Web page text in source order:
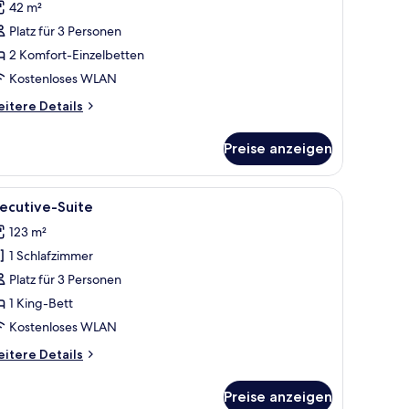
42 m²
Platz für 3 Personen
2 Komfort-Einzelbetten
Kostenloses WLAN
Details
Preise anzeigen
aus Holzpaneelen.
einem gemusterten Sessel, einem Couchtisch, einem
Ein geräumiges Wohnzimmer mit einer
4 Suite
123 m²
1 Schlafzimmer
Platz für 3 Personen
1 King-Bett
Kostenloses WLAN
Details
Preise anzeigen